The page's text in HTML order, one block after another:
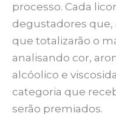
processo. Cada
degustadores
que totalizarão o
analisando cor,
alcóolico e
categoria que
serão premiados.